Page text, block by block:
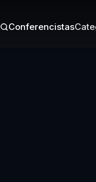
Conferencistas